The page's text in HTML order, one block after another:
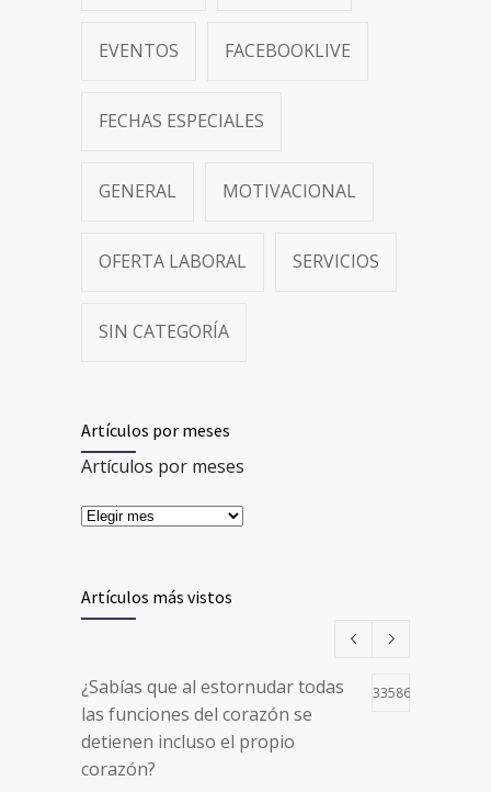
EVENTOS FACEBOOKLIVE
FECHAS ESPECIALES
GENERAL MOTIVACIONAL
OFERTA LABORAL SERVICIOS
SIN CATEGORÍA
Artículos por meses
Artículos por meses
Artículos más vistos
¿Sabías que al estornudar todas
las funciones del corazón se
detienen incluso el propio
corazón?
33586